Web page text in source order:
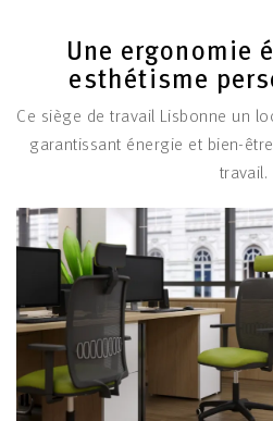
Une ergonomie
esthétisme
Ce siège de travail Lisbonne un
garantissant énergie et bien-
travail.